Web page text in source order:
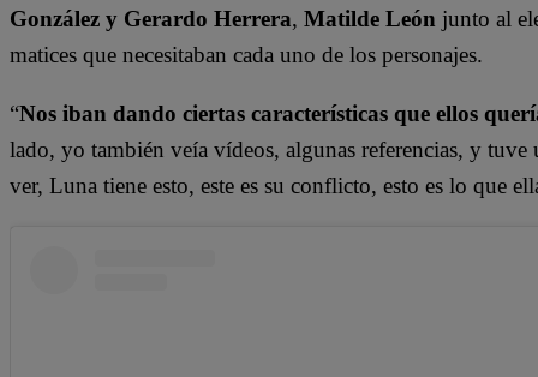
González y Gerardo Herrera, Matilde León junto al
matices que necesitaban cada uno de los personajes.
“Nos iban dando ciertas características que ellos
lado, yo también veía vídeos, algunas referencias, y
ver, Luna tiene esto, este es su conflicto, esto es lo que